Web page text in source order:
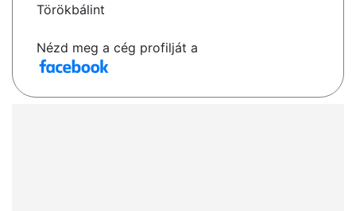
Törökbálint
Nézd meg a cég profilját a